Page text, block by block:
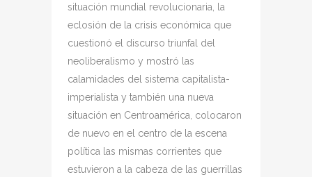
situación mundial revolucionaria, la
eclosión de la crisis económica que
cuestionó el discurso triunfal del
neoliberalismo y mostró las
calamidades del sistema capitalista-
imperialista y también una nueva
situación en Centroamérica, colocaron
de nuevo en el centro de la escena
política las mismas corrientes que
estuvieron a la cabeza de las guerrillas